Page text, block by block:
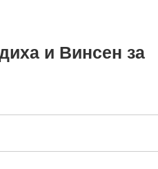
и Винсен за